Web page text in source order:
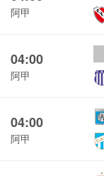
阿甲
04:00
阿甲
04:00
阿甲